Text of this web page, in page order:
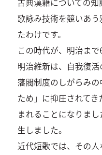
歌詠み技術を競いあ
たわけです。
この時代が、明治まで
明治維新は、自我復活
藩閥制度のしがらみ
ため」に抑圧されて
まれることになりま
生しました。
近代短歌では、その